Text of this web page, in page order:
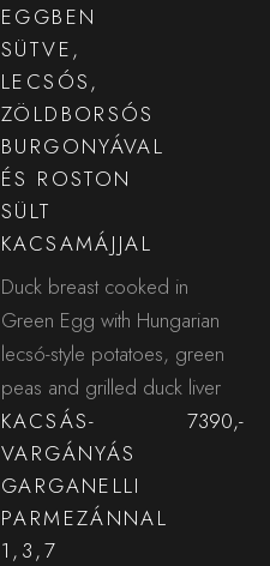
EGGBEN
SÜTVE,
LECSÓS,
ZÖLDBORSÓS
BURGONYÁVAL
ÉS ROSTON
SÜLT
KACSAMÁJJAL
Duck breast cooked in
Green Egg with Hungarian
lecsó-style potatoes, green
peas and grilled duck liver
KACSÁS-
VARGÁNYÁS
GARGANELLI
PARMEZÁNNAL
1,3,7
7390,-